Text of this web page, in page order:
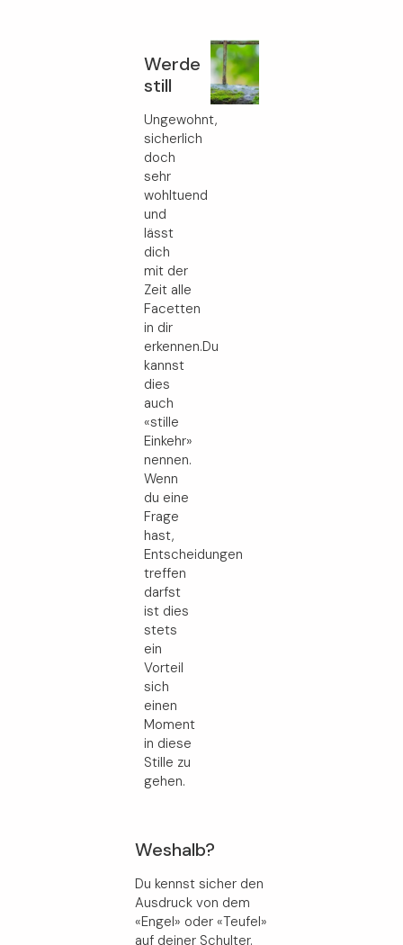
Werde
still
Ungewohnt,
sicherlich
doch
sehr
wohltuend
und
lässt
dich
mit der
Zeit alle
Facetten
in dir
erkennen.Du
kannst
dies
auch
«stille
Einkehr»
nennen.
Wenn
du eine
Frage
hast,
Entscheidungen
treffen
darfst
ist dies
stets
ein
Vorteil
sich
einen
Moment
in diese
Stille zu
gehen.
Weshalb?
Du kennst sicher den
Ausdruck von dem
«Engel» oder «Teufel»
auf deiner Schulter.